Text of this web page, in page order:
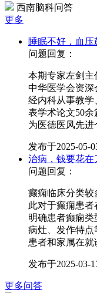
西南脑科问答
更多
睡眠不好，血
问题回复：
本期专家左剑
中华医学会资深
经内科从事教学
表学术论文50
为医德医风先进
发布于2025-05-
治病，钱要花
问题回复：
癫痫临床分类较
此对于癫痫患
明确患者癫痫
病灶、发作特点
患者和家属在
发布于2025-03-
更多问答